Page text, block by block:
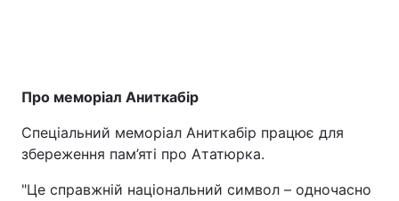
Про меморіал Аниткабір
Спеціальний меморіал Аниткабір працює для
збереження пам’яті про Ататюрка.
"Це справжній національний символ – одночасно